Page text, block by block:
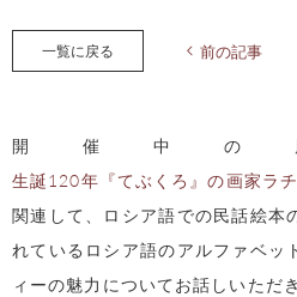
一覧に戻る 前の記事
開催中の
生誕120年『てぶくろ』の画家ラ
関連して、ロシア語での民話絵本
れているロシア語のアルファベッ
ィーの魅力についてお話しいただ